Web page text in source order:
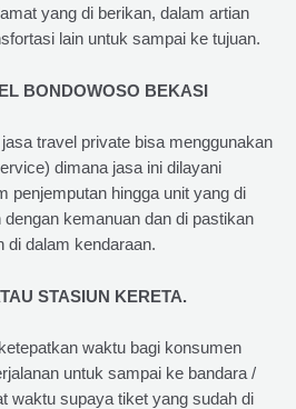
yang di berikan, dalam artian
lain untuk sampai ke tujuan.
BONDOWOSO BEKASI
travel private bisa menggunakan
dimana jasa ini dilayani
penjemputan hingga unit yang di
kemanuan dan di pastikan
di dalam kendaraan.
STASIUN KERETA.
waktu bagi konsumen
untuk sampai ke bandara /
waktu supaya tiket yang sudah di